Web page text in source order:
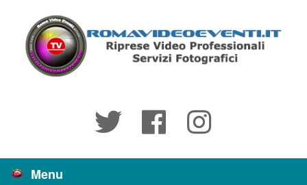
contenuto
Menu